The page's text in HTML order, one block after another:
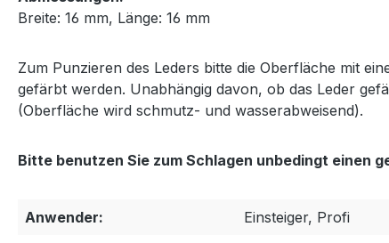
Breite: 16 mm, Länge: 16 mm
Zum Punzieren des Leders bitte die Oberfläche mit
gefärbt werden. Unabhängig davon, ob das Leder
(Oberfläche wird schmutz- und wasserabweisend).
Bitte benutzen Sie zum Schlagen unbedingt einen
Anwender:
Einsteiger, Profi